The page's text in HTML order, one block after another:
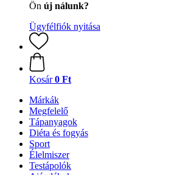
Ön új nálunk?
Ügyfélfiók nyitása
Kosár 0 Ft
Márkák
Megfelelő
Tápanyagok
Diéta és fogyás
Sport
Élelmiszer
Testápolók